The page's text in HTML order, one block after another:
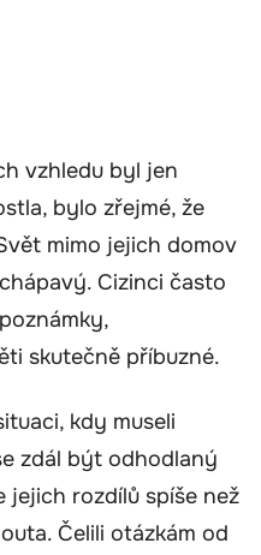
vzhledu byl jen
bylo zřejmé, že
mimo jejich domov
Cizinci často
skutečně příbuzné.
kdy museli
zdál být odhodlaný
rozdílů spíše než
Čelili otázkám od